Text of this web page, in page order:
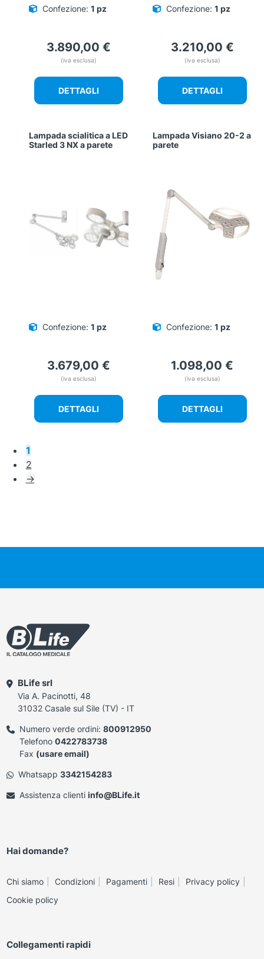
Confezione: 1 pz
3.890,00 €
(iva esclusa)
DETTAGLI
Confezione: 1 pz
3.210,00 €
(iva esclusa)
DETTAGLI
Lampada scialitica a LED
Starled 3 NX a parete
Confezione: 1 pz
3.679,00 €
(iva esclusa)
DETTAGLI
Lampada Visiano 20-2 a
parete
Confezione: 1 pz
1.098,00 €
(iva esclusa)
DETTAGLI
1
2
→
BLife srl
Via A. Pacinotti, 48
31032 Casale sul Sile (TV) - IT
Numero verde ordini: 800912950
Telefono 0422783738
Fax (usare email)
Whatsapp 3342154283
Assistenza clienti info@BLife.it
Hai domande?
Chi siamo Condizioni Pagamenti Resi
Privacy policy
Cookie policy
Collegamenti rapidi